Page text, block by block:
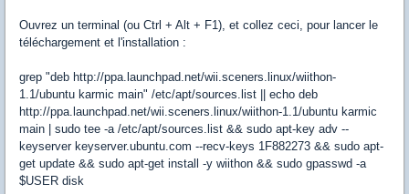
Ouvrez un terminal (ou Ctrl + Alt + F1), et collez ceci, pour lancer le
téléchargement et l'installation :
grep "deb http://ppa.launchpad.net/wii.sceners.linux/wiithon-
1.1/ubuntu karmic main" /etc/apt/sources.list || echo deb
http://ppa.launchpad.net/wii.sceners.linux/wiithon-1.1/ubuntu karmic
main | sudo tee -a /etc/apt/sources.list && sudo apt-key adv --
keyserver keyserver.ubuntu.com --recv-keys 1F882273 && sudo apt-
get update && sudo apt-get install -y wiithon && sudo gpasswd -a
$USER disk